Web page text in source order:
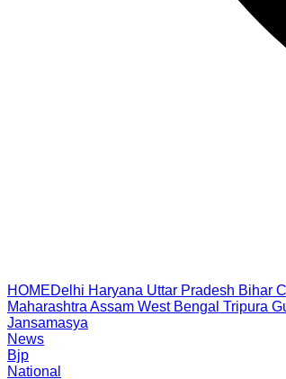
HOMEDelhi Haryana Uttar Pradesh Bihar
Maharashtra Assam West Bengal Tripura
Jansamasya
News
Bjp
National